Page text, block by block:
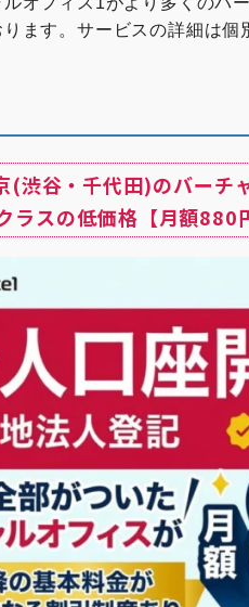
ます。サービスの詳細は
(渋谷・千代田)のバーチ
ラスの低価格【月額880